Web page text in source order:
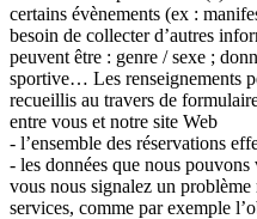
certains évènements (ex :
besoin de collecter d’autres
peuvent être : genre / sexe ;
sportive… Les renseignements
recueillis au travers de
entre vous et notre site Web
- l’ensemble des réservations
- les données que nous
vous nous signalez un
services, comme par exemple